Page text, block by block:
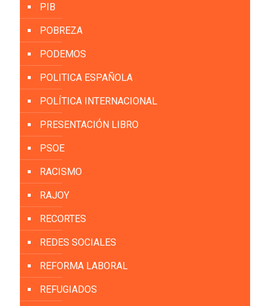
PIB
POBREZA
PODEMOS
POLITICA ESPAÑOLA
POLÍTICA INTERNACIONAL
PRESENTACIÓN LIBRO
PSOE
RACISMO
RAJOY
RECORTES
REDES SOCIALES
REFORMA LABORAL
REFUGIADOS